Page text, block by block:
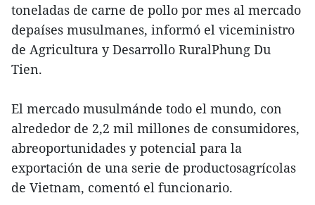
toneladas de carne de pollo por mes al mercado
depaíses musulmanes, informó el viceministro
de Agricultura y Desarrollo RuralPhung Du
Tien.
El mercado musulmánde todo el mundo, con
alrededor de 2,2 mil millones de consumidores,
abreoportunidades y potencial para la
exportación de una serie de productosagrícolas
de Vietnam, comentó el funcionario.